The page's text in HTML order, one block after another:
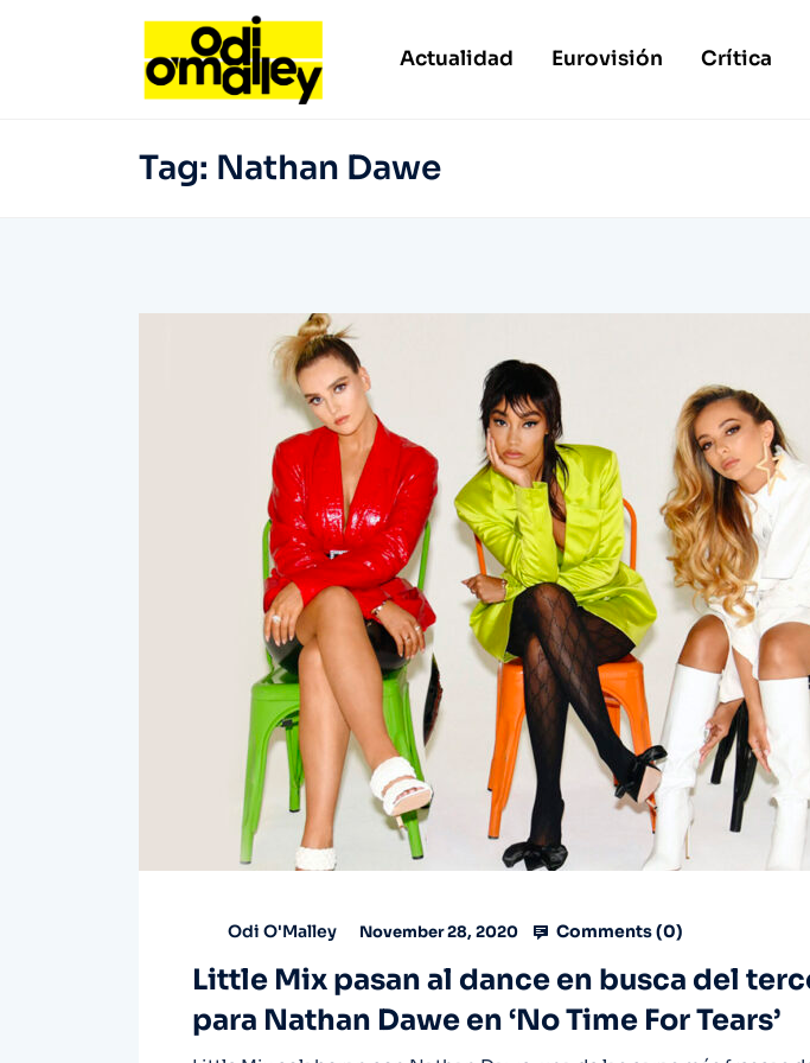
Actualidad Eurovisión Crítica
Tag: Nathan Dawe
Odi O'Malley November 28, 2020 Comments (0)
Little Mix pasan al dance en busca del
para Nathan Dawe en ‘No Time For Tears’